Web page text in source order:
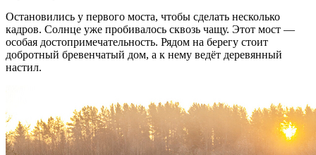
Остановились у первого моста, чтобы сделать несколько
кадров. Солнце уже пробивалось сквозь чащу. Этот мост —
особая достопримечательность. Рядом на берегу стоит
добротный бревенчатый дом, а к нему ведёт деревянный
настил.